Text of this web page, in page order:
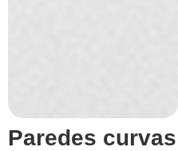
Paredes curvas